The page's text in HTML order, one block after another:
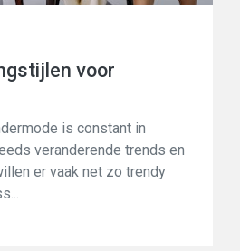
voor
is constant in
veranderende trends en
er vaak net zo trendy